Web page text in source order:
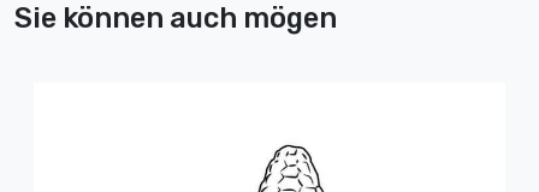
Sie können auch mögen